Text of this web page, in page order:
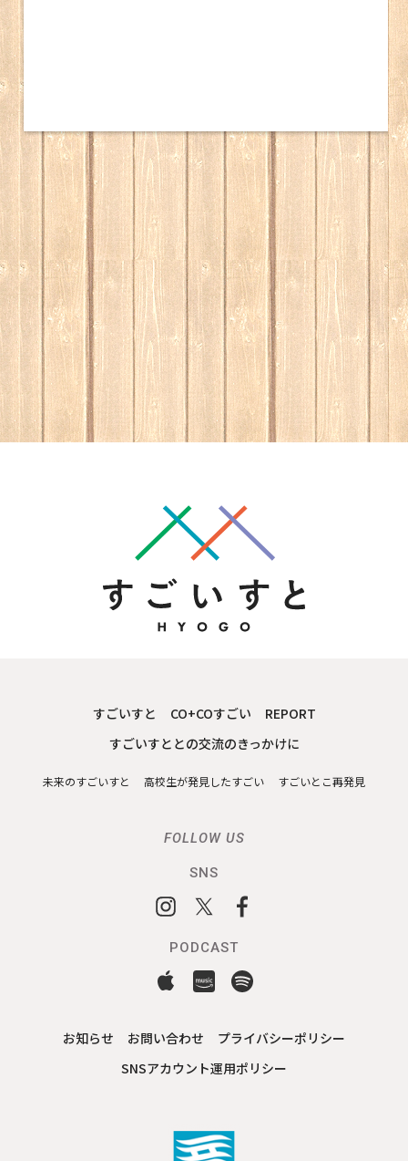
すごいすと CO+COすごい
REPORT
すごいすととの交流のきっかけに
未来のすごいすと 高校生が発見したすごい すごいとこ再発見
FOLLOW US
SNS
PODCAST
お知らせ お問い合わせ
プライバシーポリシー
SNSアカウント運用ポリシー